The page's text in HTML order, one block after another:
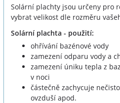
Solární plachty jsou určeny pro
vybrat velikost dle rozměru
Solární plachta - použití:
ohřívání bazénové vody
zamezení odparu vody a
zamezení úniku tepla z
v noci
částečně zachycuje
ovzduší apod.